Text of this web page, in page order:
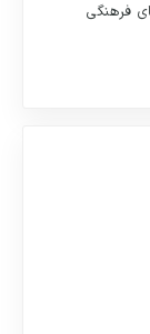
فرهنگی